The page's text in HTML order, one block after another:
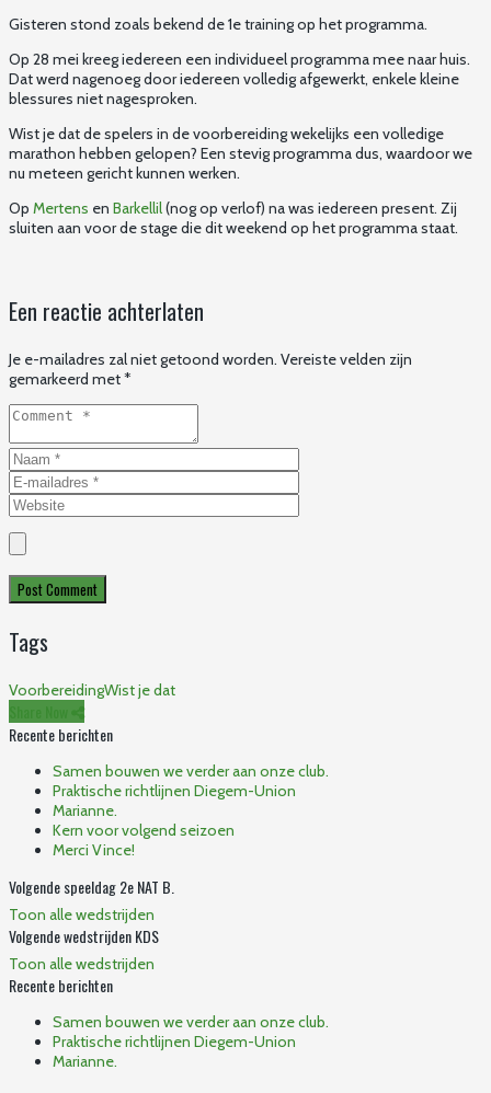
Gisteren stond zoals bekend de 1e training op het programma.
Op 28 mei kreeg iedereen een individueel programma mee naar huis.
Dat werd nagenoeg door iedereen volledig afgewerkt, enkele kleine
blessures niet nagesproken.
Wist je dat de spelers in de voorbereiding wekelijks een volledige
marathon hebben gelopen? Een stevig programma dus, waardoor we
nu meteen gericht kunnen werken.
Op Mertens en Barkellil(nog op verlof) na was iedereen present. Zij
sluiten aan voor de stage die dit weekend op het programma staat.
Een reactie achterlaten
Je e-mailadres zal niet getoond worden. Vereiste velden zijn
gemarkeerd met*
Post Comment
Tags
VoorbereidingWist je dat
Recente berichten
Samen bouwen we verder aan onze club.
Praktische richtlijnen Diegem-Union
Marianne.
Kern voor volgend seizoen
Merci Vince!
Volgende speeldag 2e NAT B.
Toon alle wedstrijden
Volgende wedstrijden KDS
Toon alle wedstrijden
Recente berichten
Samen bouwen we verder aan onze club.
Praktische richtlijnen Diegem-Union
Marianne.